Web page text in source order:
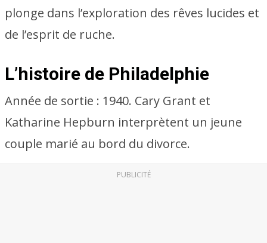
plonge dans l’exploration des rêves lucides et
de l’esprit de ruche.
L’histoire de Philadelphie
Année de sortie : 1940. Cary Grant et
Katharine Hepburn interprètent un jeune
couple marié au bord du divorce.
PUBLICITÉ